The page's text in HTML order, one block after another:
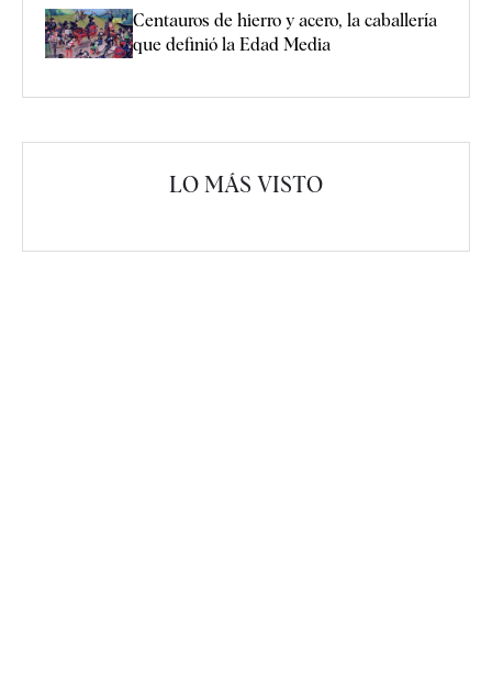
Centauros de hierro y acero, la caballería
que definió la Edad Media
LO MÁS VISTO